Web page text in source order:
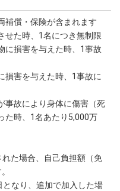
補償・保険が含まれます
せた時、1名につき無制限
に損害を与えた時、1事故
損害を与えた時、1事故に
事故により身体に傷害（死
た時、1名あたり5,000万
た場合、自己負担額（免
なり、追加で加入した場